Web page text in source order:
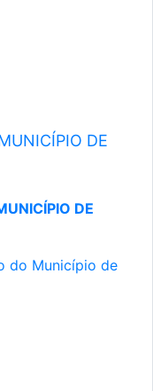
DE
DE
do Município de